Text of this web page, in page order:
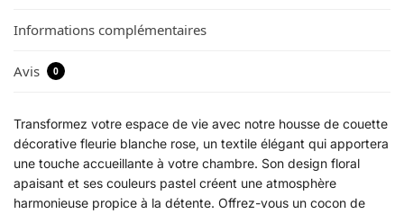
Informations complémentaires
Avis 0
Transformez votre espace de vie avec notre housse de couette
décorative fleurie blanche rose, un textile élégant qui apportera
une touche accueillante à votre chambre. Son design floral
apaisant et ses couleurs pastel créent une atmosphère
harmonieuse propice à la détente. Offrez-vous un cocon de